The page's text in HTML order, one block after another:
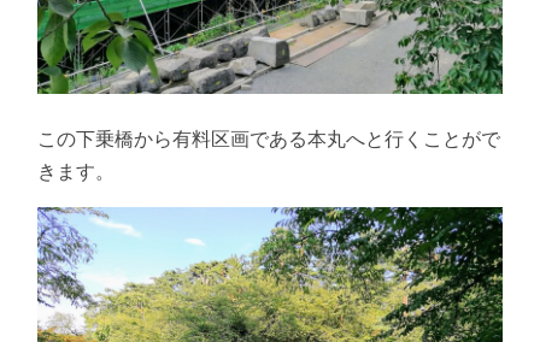
この下乗橋から有料区画である本丸へと行くことがで
きます。